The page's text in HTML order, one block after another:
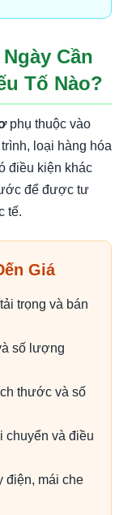
Cần
Tố Nào?
phụ thuộc vào
loại hàng hóa
điều kiện khác
để được tư
tế.
Giá
trọng và bán
số lượng
thước và số
chuyển và điều
điện, mái che